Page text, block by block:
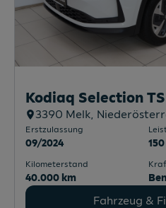
Kodiaq Selection
3390 Melk,
Erstzulassung
09/2024 150
Kilometerstand
40.000 km
Fahrzeug &